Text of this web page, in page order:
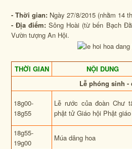
- Thời gian: Ngày 27/8/2015 (nhằm 14
- Địa điểm:Sông Hoài (từ bến Bạch
Vườn tượng An Hội.
THỜI GIAN NỘI DUNG
Lễ phóng sinh -
18g00-
18g55
Lễ rước của đoàn Chư
phật tử Giáo hội Phật giáo
18g55-
19g00
Múa dâng hoa